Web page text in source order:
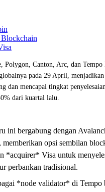
Blockchain
Polygon, Canton, Arc, dan
pada 29 April,
dan mencapai tingkat
dari kuartal lalu.
ini bergabung dengan
memberikan opsi sembilan
*acquirer* Visa untuk
perbankan tradisional.
*node validator* di Tempo